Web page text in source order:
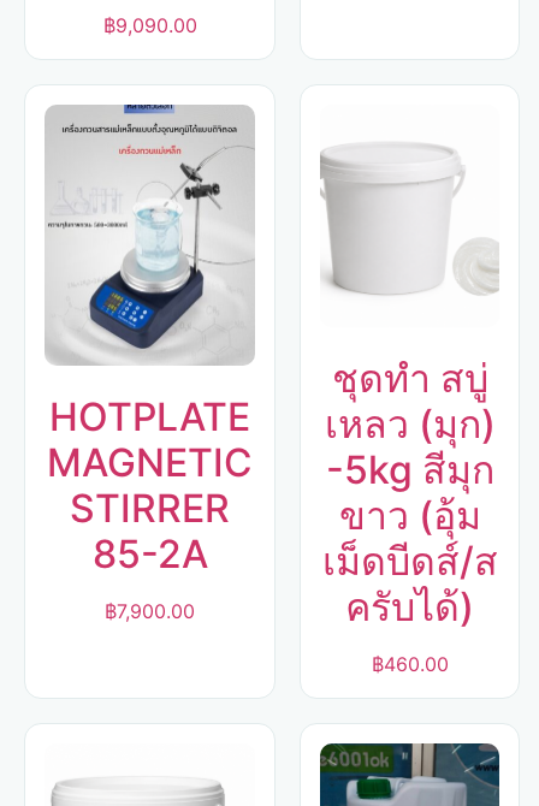
฿9,090.00
HOTPLATE
MAGNETIC
STIRRER
85-2A
฿7,900.00
ชุดทำ สบู่
เหลว (มุก)
-5kg สีมุก
ขาว (อุ้ม
เม็ดบีดส์/ส
ครับได้)
฿460.00